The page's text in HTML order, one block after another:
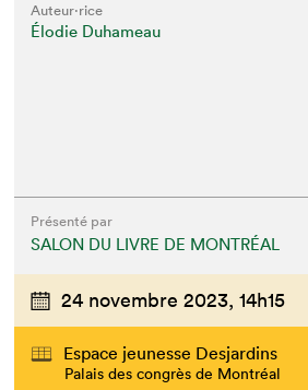
Auteur·rice
Élodie Duhameau
Présenté par
SALON DU LIVRE DE MONTRÉAL
24 novembre 2023, 14h15
Espace jeunesse Desjardins
Palais des congrès de Montréal